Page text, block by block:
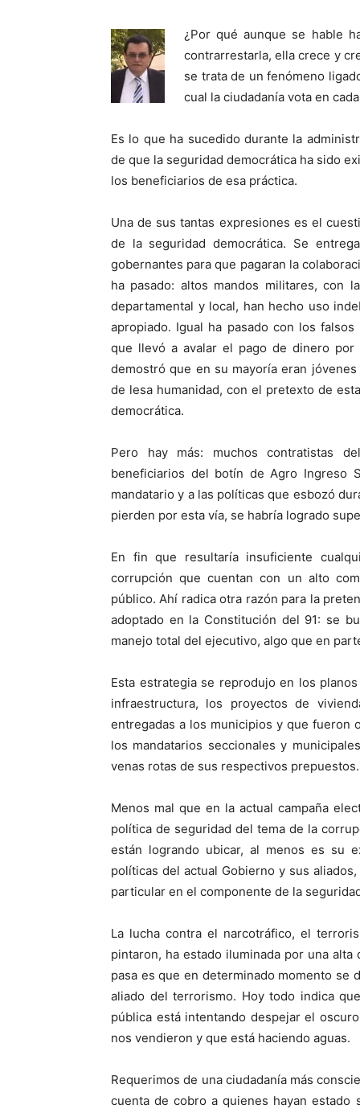
¿Por qué aunque se hable
contrarrestarla, ella crece y
se trata de un fenómeno
cual la ciudadanía vota en
Es lo que ha sucedido durante la
de que la seguridad democrática ha sido
los beneficiarios de esa práctica.
Una de sus tantas expresiones es el
de la seguridad democrática. Se
gobernantes para que pagaran la
ha pasado: altos mandos militares, con
departamental y local, han hecho uso
apropiado. Igual ha pasado con los
que llevó a avalar el pago de dinero
demostró que en su mayoría eran
de lesa humanidad, con el pretexto de
democrática.
Pero hay más: muchos contratistas
beneficiarios del botín de Agro Ingreso
mandatario y a las políticas que esbozó
pierden por esta vía, se habría logrado
En fin que resultaría insuficiente
corrupción que cuentan con un alto
público. Ahí radica otra razón para la
adoptado en la Constitución del 91: se
manejo total del ejecutivo, algo que en
Esta estrategia se reprodujo en los
infraestructura, los proyectos de
entregadas a los municipios y que fueron
los mandatarios seccionales y
venas rotas de sus respectivos prepuestos.
Menos mal que en la actual campaña
política de seguridad del tema de la
están logrando ubicar, al menos es su
políticas del actual Gobierno y sus
particular en el componente de la
La lucha contra el narcotráfico, el
pintaron, ha estado iluminada por una
pasa es que en determinado momento se
aliado del terrorismo. Hoy todo indica
pública está intentando despejar el
nos vendieron y que está haciendo aguas.
Requerimos de una ciudadanía más
cuenta de cobro a quienes hayan estado